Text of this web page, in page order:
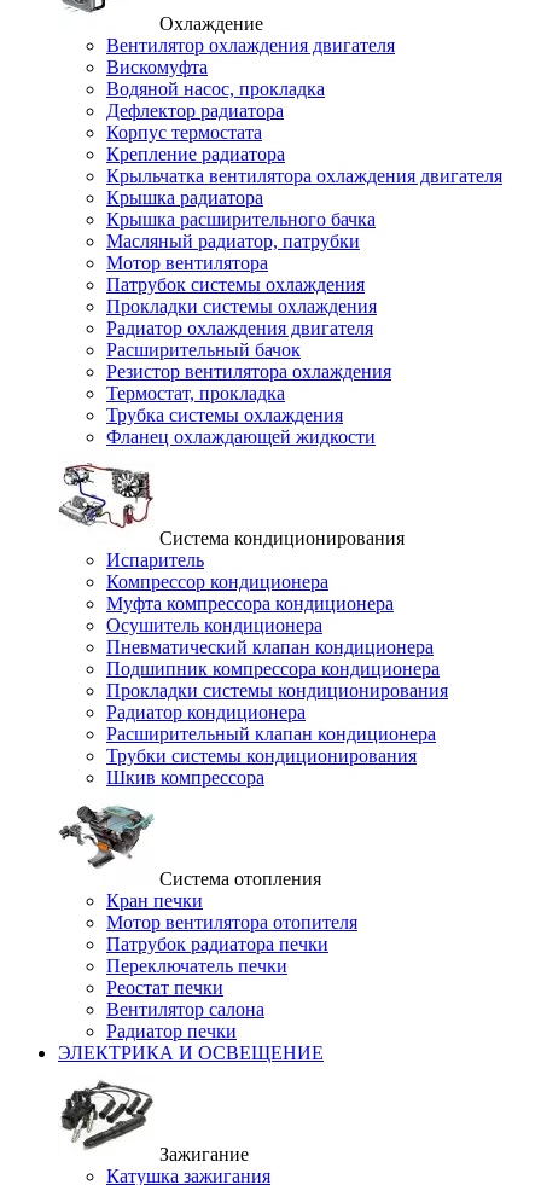
Охлаждение
Вентилятор охлаждения двигателя
Вискомуфта
Водяной насос, прокладка
Дефлектор радиатора
Корпус термостата
Крепление радиатора
Крыльчатка вентилятора охлаждения двигателя
Крышка радиатора
Крышка расширительного бачка
Масляный радиатор, патрубки
Мотор вентилятора
Патрубок системы охлаждения
Прокладки системы охлаждения
Радиатор охлаждения двигателя
Расширительный бачок
Резистор вентилятора охлаждения
Термостат, прокладка
Трубка системы охлаждения
Фланец охлаждающей жидкости
Система кондиционирования
Испаритель
Компрессор кондиционера
Муфта компрессора кондиционера
Осушитель кондиционера
Пневматический клапан кондиционера
Подшипник компрессора кондиционера
Прокладки системы кондиционирования
Радиатор кондиционера
Расширительный клапан кондиционера
Трубки системы кондиционирования
Шкив компрессора
Система отопления
Кран печки
Мотор вентилятора отопителя
Патрубок радиатора печки
Переключатель печки
Реостат печки
Вентилятор салона
Радиатор печки
ЭЛЕКТРИКА И ОСВЕЩЕНИЕ
Зажигание
Катушка зажигания